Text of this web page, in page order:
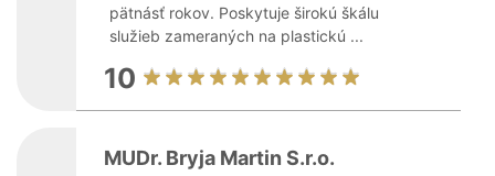
pätnásť rokov. Poskytuje širokú škálu
služieb zameraných na plastickú ...
10
MUDr. Bryja Martin S.r.o.